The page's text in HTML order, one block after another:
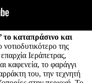
το καταπράσινο και
νοτιοδυτικότερο της
Ιεράπετρας,
καφενεία, το φαράγγι
του, την τεχνητή